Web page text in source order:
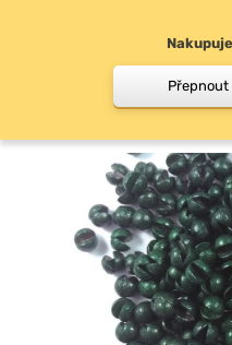
Broky, vyvažovací olůvka
Přepnout